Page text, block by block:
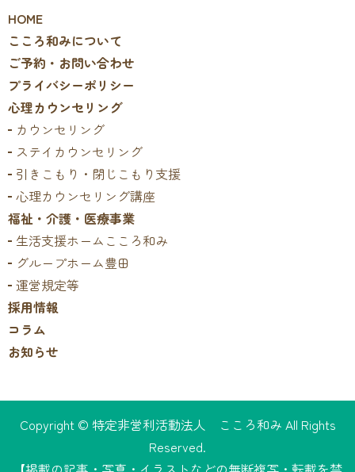
HOME
こころ和みについて
ご予約・お問い合わせ
プライバシーポリシー
心理カウンセリング
カウンセリング
ステイカウンセリング
引きこもり・閉じこもり支援
心理カウンセリング講座
福祉・介護・医療事業
生活支援ホームこころ和み
グループホーム豊田
運営規定等
採用情報
コラム
お知らせ
Copyright © 特定非営利活動法人 こころ和み All Rights
Reserved.